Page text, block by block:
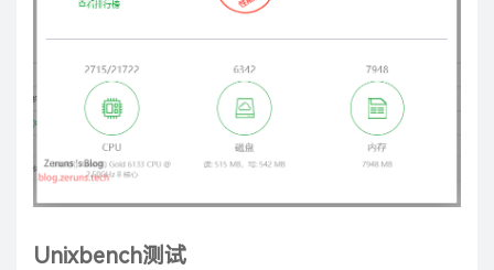
Unixbench测试